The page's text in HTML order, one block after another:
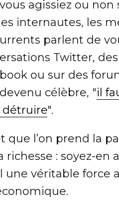
agissiez ou non
internautes, les
parlent de
Twitter,
ou sur des
célèbre, "il
détruire".
que l’on prend la
richesse : soyez-
une véritable force